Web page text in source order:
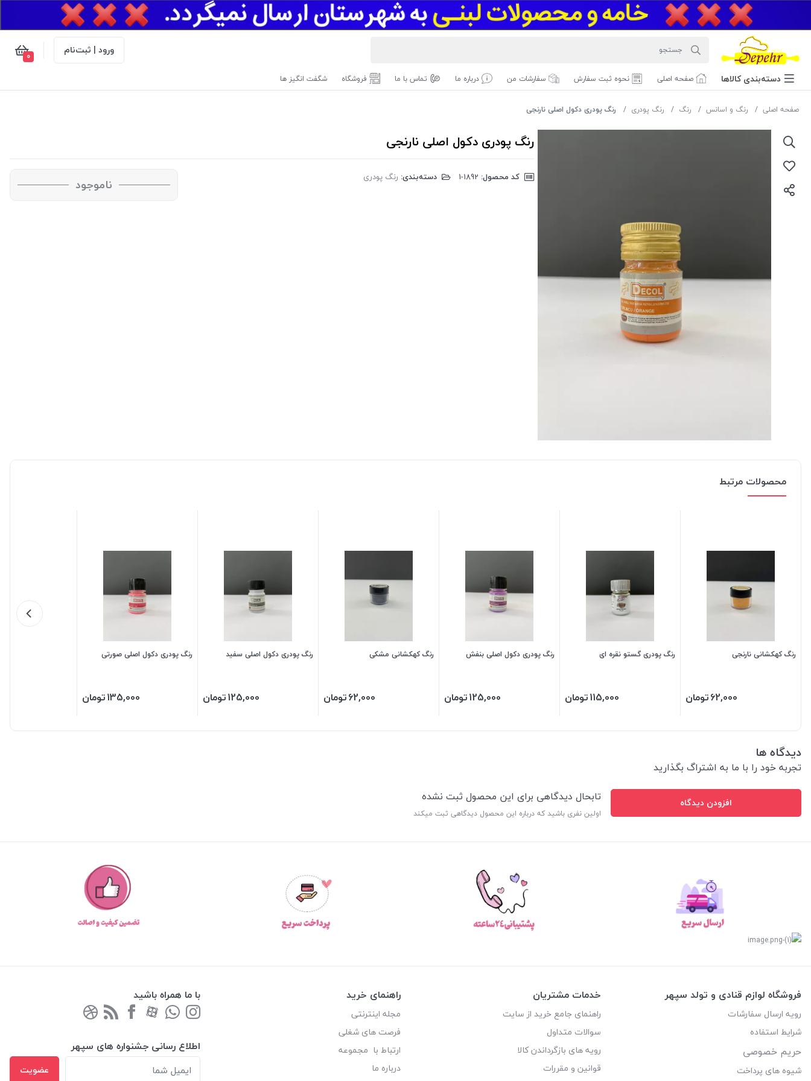
ورود | ثبت‌نام 0
دسته‌بندی‌ کالاها صفحه اصلی نحوه ثبت سفارش سفارشات من درباره ما تماس با ما فروشگاه شگفت انگیز ها
صفحه اصلی رنگ و اسانس رنگ رنگ پودری رنگ پودری دکول اصلی نارنجی
رنگ پودری دکول اصلی نارنجی
کد محصول: دسته‌بندی: رنگ پودری ناموجود
محصولات مرتبط
رنگ کهکشانی نارنجی
62,000تومان
رنگ پودری گستو نقره ای
115,000تومان
رنگ پودری دکول اصلی بنفش
125,000تومان
رنگ کهکشانی مشکی
62,000تومان
رنگ پودری دکول اصلی سفید
125,000تومان
رنگ پودری دکول اصلی صورتی
135,000تومان
دیدگاه ها
تجربه خود را با ما به اشتراگ بگذارید
افزودن دیدگاه تابحال دیدگاهی برای این محصول ثبت نشده
اولین نفری باشید که درباره این محصول دیدگاهی ثبت میکند
فروشگاه لوازم قنادی و تولد سپهر
رویه ارسال سفارشات
شرایط استفاده
حریم خصوصی
شیوه های پرداخت
خدمات مشتریان
راهنمای جامع خرید از سایت
سوالات متداول
رویه های بازگرداندن کالا
قوانین و مقررات
راهنمای خرید
مجله اینترنتی
فرصت های شغلی
ارتباط با مجموعه
درباره ما
با ما همراه باشید
اطلاع رسانی جشنواره های سپهر
عضویت